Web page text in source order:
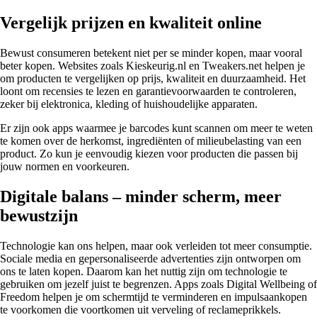
Vergelijk prijzen en kwaliteit online
Bewust consumeren betekent niet per se minder kopen, maar vooral
beter kopen. Websites zoals Kieskeurig.nl en Tweakers.net helpen je
om producten te vergelijken op prijs, kwaliteit en duurzaamheid. Het
loont om recensies te lezen en garantievoorwaarden te controleren,
zeker bij elektronica, kleding of huishoudelijke apparaten.
Er zijn ook apps waarmee je barcodes kunt scannen om meer te weten
te komen over de herkomst, ingrediënten of milieubelasting van een
product. Zo kun je eenvoudig kiezen voor producten die passen bij
jouw normen en voorkeuren.
Digitale balans – minder scherm, meer
bewustzijn
Technologie kan ons helpen, maar ook verleiden tot meer consumptie.
Sociale media en gepersonaliseerde advertenties zijn ontworpen om
ons te laten kopen. Daarom kan het nuttig zijn om technologie te
gebruiken om jezelf juist te begrenzen. Apps zoals Digital Wellbeing of
Freedom helpen je om schermtijd te verminderen en impulsaankopen
te voorkomen die voortkomen uit verveling of reclameprikkels.